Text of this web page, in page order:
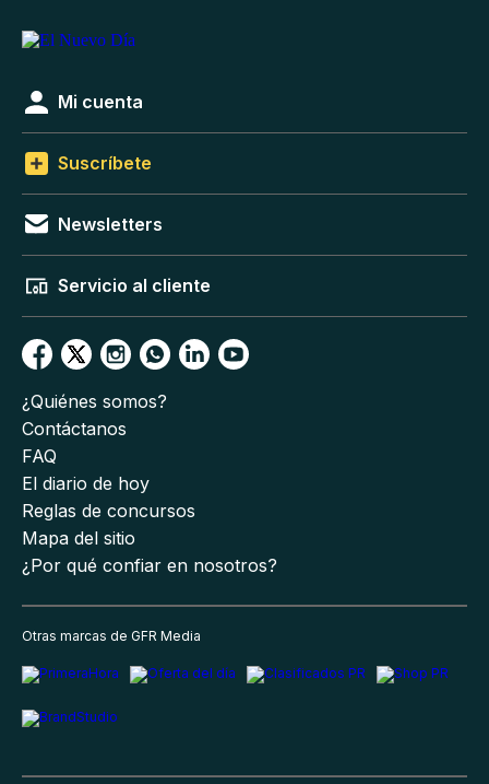
Mi cuenta
Suscríbete
Newsletters
Servicio al cliente
¿Quiénes somos?
Contáctanos
FAQ
El diario de hoy
Reglas de concursos
Mapa del sitio
¿Por qué confiar en nosotros?
Otras marcas de GFR Media